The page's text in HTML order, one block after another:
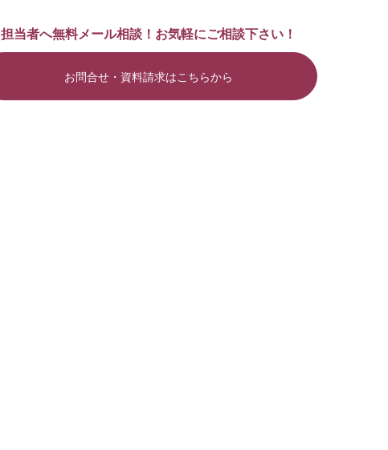
担当者へ無料メール相談！お気軽にご相談下さい！
お問合せ・資料請求はこちらから